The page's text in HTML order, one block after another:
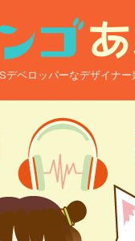
デベロッパーなデザイナ